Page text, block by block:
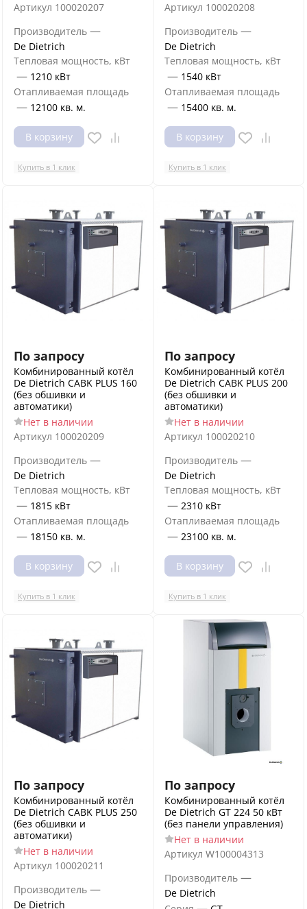
Артикул 100020207
Производитель —
De Dietrich
Тепловая мощность, кВт
— 1210 кВт
Отапливаемая площадь
— 12100 кв. м.
В корзину
Купить в 1 клик
Артикул 100020208
Производитель —
De Dietrich
Тепловая мощность, кВт
— 1540 кВт
Отапливаемая площадь
— 15400 кв. м.
В корзину
Купить в 1 клик
По запросу
Комбинированный котёл
De Dietrich CABK PLUS 160
(без обшивки и
автоматики)
Нет в наличии
Артикул 100020209
Производитель —
De Dietrich
Тепловая мощность, кВт
— 1815 кВт
Отапливаемая площадь
— 18150 кв. м.
В корзину
Купить в 1 клик
По запросу
Комбинированный котёл
De Dietrich CABK PLUS 200
(без обшивки и
автоматики)
Нет в наличии
Артикул 100020210
Производитель —
De Dietrich
Тепловая мощность, кВт
— 2310 кВт
Отапливаемая площадь
— 23100 кв. м.
В корзину
Купить в 1 клик
По запросу
Комбинированный котёл
De Dietrich CABK PLUS 250
(без обшивки и
автоматики)
Нет в наличии
Артикул 100020211
Производитель —
De Dietrich
По запросу
Комбинированный котёл
De Dietrich GT 224 50 кВт
(без панели управления)
Нет в наличии
Артикул W100004313
Производитель —
De Dietrich